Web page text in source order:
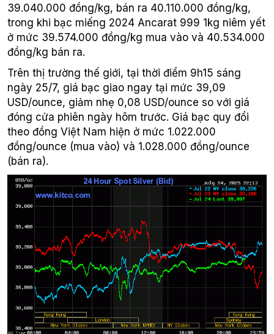
39.040.000 đồng/kg, bán ra 40.110.000 đồng/kg,
trong khi bạc miếng 2024 Ancarat 999 1kg niêm yết
ở mức 39.574.000 đồng/kg mua vào và 40.534.000
đồng/kg bán ra.
Trên thị trường thế giới, tại thời điểm 9h15 sáng
ngày 25/7, giá bạc giao ngay tại mức 39,09
USD/ounce, giảm nhẹ 0,08 USD/ounce so với giá
đóng cửa phiên ngày hôm trước. Giá bạc quy đổi
theo đồng Việt Nam hiện ở mức 1.022.000
đồng/ounce (mua vào) và 1.028.000 đồng/ounce
(bán ra).